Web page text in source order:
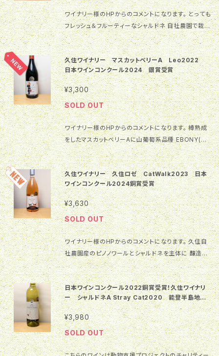
年より1週間、早い萌芽を迎えました。5月の開化期まで
も気候は安定していましたが、高温続きで開花時期も
早くなりました。梅雨の雨量は例年並み。梅雨が明ける
と猛暑日が続き暑い日が連日続きます。7月、8月と雨
が少なく、台風の影響を受けないまま、香り豊かなブド
ウを収穫することができました。 ［メイキングレポート］
自社畑のソーヴィニヨン・ブラン100%で醸造しました。
低圧でプレスし、良質な果汁のみを樽発酵・樽熟成しま
した。樽発酵終了後、６か月間のシュール・リーを経て、
５月にびん詰めをしました。 テイスティングコメント
［クリアに輝くイエローゴールド］ 透明感と光沢のある
イエローゴールドの色調です。 わずかにグリーンな
若々しい印象もありますが、粘性やその強い色調から豊
富な日照に恵まれたことによる味わいの強さが連想さ
れます。 ［爽やかさと甘さのある豊かな香り］ 白いバラ
やハーブ、柑橘のような爽やかさがある一方、奥にはパ
イナップルやバナナ、蜂蜜を思わせる甘やかな香りも感
じられます。 スワリングすると南国果実の甘い香りが際
立ち、ソーヴィニヨン・ブランの新たな一面を感じられま
す。 ［酸味と果実味の厚みのある味わい］ 夏みかんな
どの柑橘類を思わせる味わいが酸味や苦みとともに口
中に広がり、中盤からは南国果実や樽からのボリュー
ム感が印象的です。 豊かな果実味が味わいに力強さを
もたらし、その厚みのある味わいは余韻にまで続きま
す。 ［今も飲み頃！］ 梅雨時期に爽快感を感じさせてく
れる辛口の白ワインです。 1年、2年と瓶熟をさせてみ
るのも楽しみですが、この時期に是非一度ご賞味くださ
い。 ［酸味に合うお肉料理やチーズと］ ８～１２℃にし
っかり冷やした温度帯がおすすめですが、温度が上が
るにつれての香りや味わいの変化も楽しいでしょう。 白
の新たなる可能性を見出した、ワインがいよいよ、リリ
ース！ ヴィンテージ ［2022ヴィンテージレポート］ 20
22年の冬はしっかりとした寒さが続き良い休眠期にな
りました。また、萌芽期からも寒暖の差のある春が続
き、例年より数日遅い生育ステージで推移。開花は順調
にむかえ、雨も少なく、気候に恵まれた開花期となりま
した。梅雨時期も少雨で、梅雨があけると夏日が続きま
す。気候には恵まれたものの、樹の生育がバラツキ、成
熟期までムラがでました。収穫の判断が難しい状況が
続きました。厳しい選果をしながら熟度を上げて収穫し
ました。2022年は裏年のような作柄で生産量は減りま
したが、例年並みの品質で仕込むことができました。 ［2
022メイキングレポート］ 選別しながら収穫を行い、良
質な果実のみを仕込みました。その後、数種類の酵母
を組み合わせ、10日程度の醸し発酵を試みました。そ
の間、果実、果皮に含まれる色や渋味、旨味を引き出す
ために、櫂入れや液循環を行い、低圧でプレス。22ヵ月
間フレンチオークで樽熟成させました。 テイスティング
コメント ［熟成感のあるダークチェリーの色合い］ ダー
クチェリーのような落ち着いた色合いのグラデーション
がとても綺麗です。黒色と赤色のニュアンスからは、上
品な熟成感がうかがえます。 ［味わいへの期待感が高
まる上品な香り］ グラスに注いだ瞬間から心地よい樽
の香りと腐葉土やブラックティー、ブラックペッパーのよ
うなスパイス系の香りが次々と広がります。さらにグラ
スを回すと、カカオや黒蜜のような甘い香りに加えて、
スミレなどのフローラルな香りも楽しめます。香りの調
和が良く、複雑で上品な香りが楽しめるため、香りだけ
で味わいへの期待感が高まります。 ［南国らしい味わい
のシラー］ プルーンを思わせるような果実味と程よい
ワイナリー様のHPからのコメントになります。 とっても
フレッシュ＆フルーティーなシャルドネ 自社農園で栽培
したシャルドネのみを使用しました。オーク樽を使用せ
ずにステンレスタンクで低温発酵しました。シャルドネ
自身がもつ果実味、フルーティーさと、牧内台地の自
然、風土が醸し出したフレグランス（芳香）をお楽しみく
ださい。 ［2024ヴィンテージ&メイキングレポート］ 今
年は、暖冬の影響で春が早く訪れ、例年より1週間、早い
萌芽を迎えました。5月の開化期までも気候は安定して
いましたが、高温続きで開花時期も早くなりました。梅
雨の雨量は例年並み。梅雨が明けると猛暑日が続き暑
い日が連日続きます。7月、8月と雨が少なく、台風の影
響を受けないまま収穫することができました。シャルド
ネの収穫は8月23日からスタート。収穫後は、最新の搾
汁機ユーロプレスにてゆっくりじっくり搾汁し酸化を抑
えました。オーク樽を使用せずにステンレスタンクで低
温発酵。豊富な日照のお陰で香りが華やかなぶどうで
ワインを造ることができました。 淡い緑色を感じるレモ
ンイエロー］ 淡い緑色のニュアンスを感じるレモンイ
エロー。 澄んだ色調で透明感があります。 色合いから
も若々しくスッキリとした印象を感じます。 ［若々しい南
国フルーツの香り］ 白桃や洋梨のような華やかな果実
に加えて、パイナップやリンゴ、花の蜜のような熟度の
ある香りが心地よく重なり合います。 グラスを回すとハ
ーブやシトラス、日向夏などの柑橘系のフレッシュで爽
やかな香りも立体的に感じます。 ［フレッシュでフルー
ティー］ 穏やかな果実味とほんのり優しい甘さが口全
体に広がります。 リンゴの蜜のようなコクとキリリとし
た酸味のバランスがよく、力強い印象も感じます。 後半
久住ワイナリー マスカットベリーA Leo2022
日本ワインコンクール2024 銀賞受賞
¥3,300
SOLD OUT
ワイナリー様のHPからのコメントになります。 樽熟成
をしたマスカットベリーAに山葡萄系品種 EBONY(自
社オリジナル品種)を少量ブレンド。 しっかりとした骨
格があり、エレガントなスタイルの 大人のベリーAで
す。 2024年日本ワインコンクール銀賞受賞 原料葡萄:
マスカットベリーA(契約農家) Alc:12.5% 容量:720m
l
久住ワイナリー 久住ロゼ CatWalk2023 日本
ワインコンクール2024銅賞受賞
¥3,630
SOLD OUT
ワイナリー様のHPからのコメントになります。 久住自
社農園産のピノノワールとシャルドネを主体に 醸造し
た辛口ロゼワイン。フローラルで美しいアロマ。 熟した
果実のフレーバーが口いっぱいに広がり、 冷涼な高原
由来の美しい酸を余韻長く味わえます。 「CatWalk」
は、いつも工場の窓から仕込み作業を 見守ってくれて
いる2匹のワイナリーキャットに 捧げるその年の自信
作に冠したものです。 2024年日本ワインコンクール銅
賞受賞 原料葡萄:ピノノワールとシャルドネを主体にし
た久住自社農園葡萄のフィールドブレンド ・ピノノワー
日本ワインコンクール2022銅賞受賞！久住ワイナリ
ー シャルドネA Stray Cat2020 能登半島地震
動物支援プロジェクト 対象ワイン
¥3,980
SOLD OUT